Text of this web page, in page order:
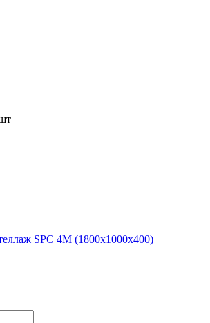
SPC 4М (1800х1000х400)